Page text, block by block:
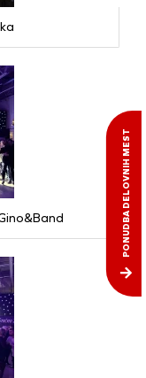
PONUDBA DELOVNIH MEST